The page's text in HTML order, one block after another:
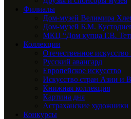
Филиалы
Дом-музей Велимира
Дом-музей Б.М.
МКЦ “Дом купца Г.В.
Коллекции
Отечественное
Русский авангард
Европейское искусство
Искусство стран Азии и
Книжная коллекция
Картина дня
Астраханские художники
Конкурсы